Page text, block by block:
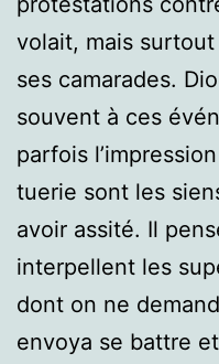
volait, mais surtout
ses camarades.
souvent à ces
parfois
tuerie sont les
avoir assité. Il
interpellent les
dont on ne
envoya se battre